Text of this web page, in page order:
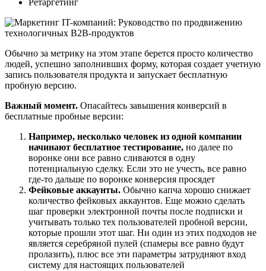
Ретаргетинг
Обычно за метрику на этом этапе берется просто количество
людей, успешно заполнивших форму, которая создает учетную
запись пользователя продукта и запускает бесплатную
пробную версию.
Важный момент. Опасайтесь завышения конверсий в
бесплатные пробные версии:
Например, несколько человек из одной компании
начинают бесплатное тестирование, но далее по
воронке они все равно сливаются в одну
потенциальную сделку. Если это не учесть, все равно
где-то дальше по воронке конверсия просядет
Фейковые аккаунты. Обычно капча хорошо снижает
количество фейковых аккаунтов. Еще можно сделать
шаг проверки электронной почты после подписки и
учитывать только тех пользователей пробной версии,
которые прошли этот шаг. Ни один из этих подходов не
является серебряной пулей (спамеры все равно будут
пролазить), плюс все эти параметры затрудняют вход
систему для настоящих пользователей